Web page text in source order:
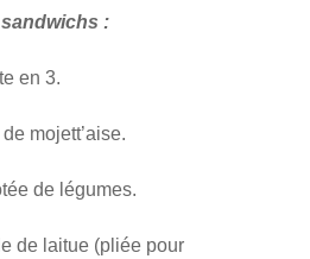
:
en 3.
mojett’aise.
de légumes.
de laitue (pliée pour